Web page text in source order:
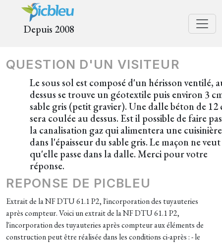
Depuis 2008
QUESTION D'UN VISITEUR
Le sous sol est composé d'un hérisson ventilé,
dessus se trouve un géotextile puis environ 3
sable gris (petit gravier). Une dalle béton de 12
sera coulée au dessus. Est il possible de faire
la canalisation gaz qui alimentera une cuisinière
dans l'épaisseur du sable gris. Le maçon ne veut
qu'elle passe dans la dalle. Merci pour votre
réponse.
REPONSE DE PICBLEU
Extrait de la NF DTU 61.1 P2, l'incorporation des tuyauteries
après compteur. Voici un extrait de la NF DTU 61.1 P2,
l'incorporation des tuyauteries après compteur aux éléments de
construction peut être réalisée dans les conditions ci-après : - le